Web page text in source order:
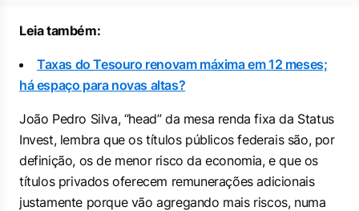
Leia também:
Taxas do Tesouro renovam máxima em 12 meses;
há espaço para novas altas?
João Pedro Silva, “head” da mesa renda fixa da Status
Invest, lembra que os títulos públicos federais são, por
definição, os de menor risco da economia, e que os
títulos privados oferecem remunerações adicionais
justamente porque vão agregando mais riscos, numa